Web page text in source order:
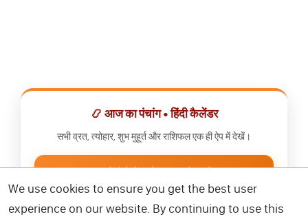
📿 आज का पंचांग • हिंदी कैलेंडर
सभी व्रत, त्योहार, शुभ मुहूर्त और राशिफल एक ही ऐप में देखें।
We use cookies to ensure you get the best user
experience on our website. By continuing to use this